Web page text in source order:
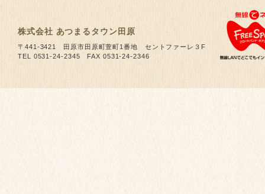
株式会社 あつまるタウン田原
〒441-3421 田原市田原町萱町1番地 セントファーレ３F
TEL 0531-24-2345 FAX 0531-24-2346